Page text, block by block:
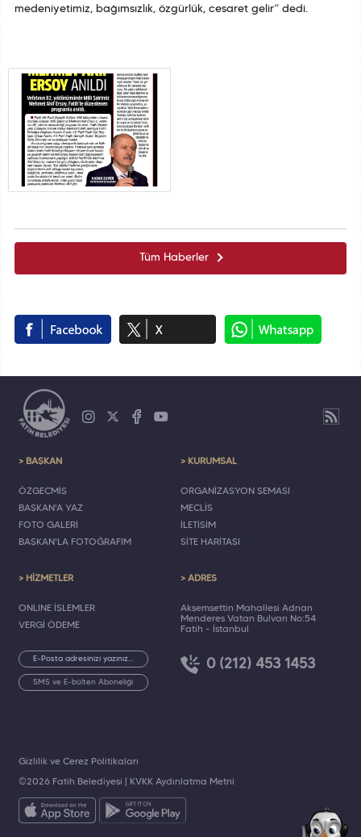
medeniyetimiz, bağımsızlık, özgürlük, cesaret gelir” dedi.
Tüm Haberler
> BAŞKAN
ÖZGEÇMİŞ
BAŞKAN'A YAZ
FOTO GALERİ
BAŞKAN'LA FOTOĞRAFIM
> KURUMSAL
ORGANİZASYON ŞEMASI
MECLİS
İLETİŞİM
SİTE HARİTASI
> HİZMETLER
ONLINE İŞLEMLER
VERGİ ÖDEME
SMS ve E-bülten Aboneliği
> ADRES
Akşemsettin Mahallesi Adnan
Menderes Vatan Bulvarı No:54
Fatih - İstanbul
0 (212) 453 1453
©2026 Fatih Belediyesi | KVKK Aydınlatma Metni
Gizlilik ve Çerez Politikaları